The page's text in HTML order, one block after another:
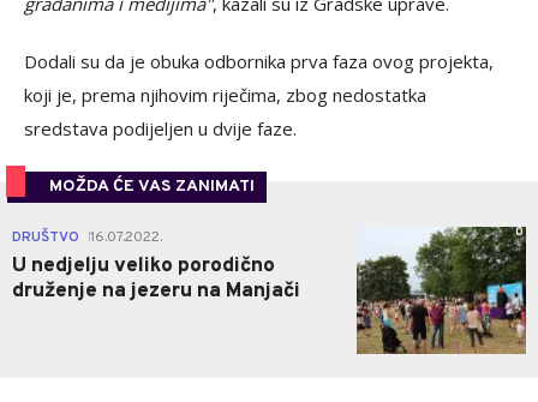
Dodali su da je obuka odbornika prva faza ovog projekta,
koji je, prema njihovim riječima, zbog nedostatka
sredstava podijeljen u dvije faze.
MOŽDA ĆE VAS ZANIMATI
DRUŠTVO 16.07.2022.
U nedjelju veliko porodično
druženje na jezeru na Manjači
0